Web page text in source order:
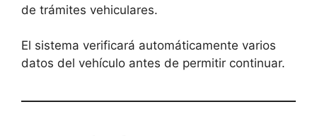
de trámites vehiculares.
El sistema verificará automáticamente varios
datos del vehículo antes de permitir continuar.